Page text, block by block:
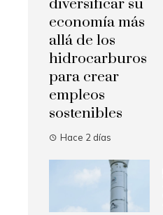
diversificar su
economía más
allá de los
hidrocarburos
para crear
empleos
sostenibles
Hace 2 días